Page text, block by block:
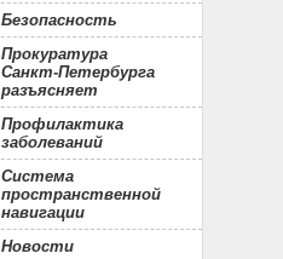
Безопасность
Прокуратура
Санкт-Петербурга
разъясняет
Профилактика
заболеваний
Система
пространственной
навигации
Новости